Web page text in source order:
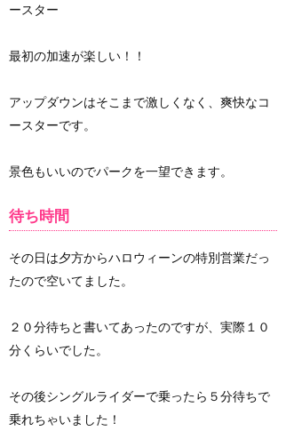
ースター
最初の加速が楽しい！！
アップダウンはそこまで激しくなく、爽快なコ
ースターです。
景色もいいのでパークを一望できます。
待ち時間
その日は夕方からハロウィーンの特別営業だっ
たので空いてました。
２０分待ちと書いてあったのですが、実際１０
分くらいでした。
その後シングルライダーで乗ったら５分待ちで
乗れちゃいました！